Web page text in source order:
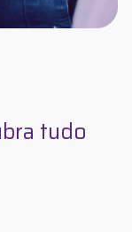
tudo